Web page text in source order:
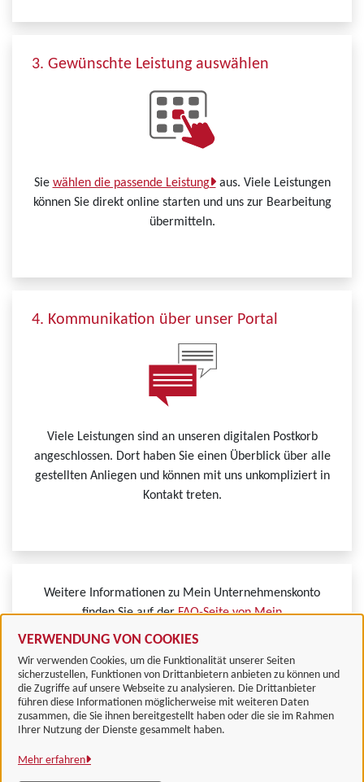
VERWENDUNG VON COOKIES
Wir verwenden Cookies, um die Funktionalität unserer Seiten
sicherzustellen, Funktionen von Drittanbietern anbieten zu können und
die Zugriffe auf unsere Webseite zu analysieren. Die Drittanbieter
führen diese Informationen möglicherweise mit weiteren Daten
zusammen, die Sie ihnen bereitgestellt haben oder die sie im Rahmen
Ihrer Nutzung der Dienste gesammelt haben.
Mehr erfahren
3. Gewünschte Leistung auswählen
Sie wählen die passende Leistung aus. Viele Leistungen
können Sie direkt online starten und uns zur Bearbeitung
übermitteln.
4. Kommunikation über unser Portal
Viele Leistungen sind an unseren digitalen Postkorb
angeschlossen. Dort haben Sie einen Überblick über alle
gestellten Anliegen und können mit uns unkompliziert in
Kontakt treten.
Weitere Informationen zu Mein Unternehmenskonto
finden Sie auf derFAQ-Seite von Mein
Unternehmenskonto.
Landkreis Göttingen
Alle Rechte vorbehalten